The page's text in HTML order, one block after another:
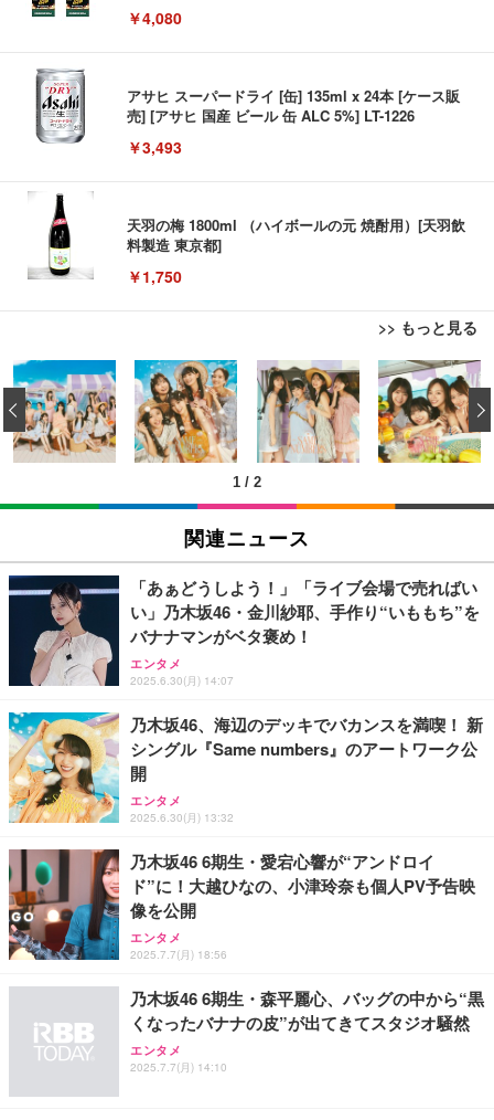
￥4,080
アサヒ スーパードライ [缶] 135ml x 24本 [ケース販
売] [アサヒ 国産 ビール 缶 ALC 5%] LT-1226
￥3,493
天羽の梅 1800ml （ハイボールの元 焼酎用）[天羽飲
料製造 東京都]
￥1,750
>> もっと見る
松阪牛 グルメ ハンバーグ 【誕生日ギフトセット】
誕生日プレゼント 高級 ハンバーグ 肉 ギフト 牛肉
食べ物 冷凍 高級 内祝 お返し 人気 お取り寄せ グル
メ 出産 男性 土産 女性 お父さん お母さん
￥4,000
松阪牛 グルメ ハンバーグ【オレンジ花束カード】
べ物 冷凍 高級 プレゼント 内祝 お返し 人気 お取り
寄せ グルメ
父の日ギフト 松阪牛 グルメ ハンバーグ【父の日短
冊 ブルー花束カード】父の日 食べ物 肉 父 お父さん
お取り寄せグルメ おつまみ ハンバーグギフト 冷凍
松良 お取り寄せ 絶品
お中元 ギフト 【TV紹介されました♪】 純系 名古屋
コーチン 燻製 4種 セット おつまみ お取り寄せグル
メ 100％国産 高級 地鶏 お肉 ハム ソーセージ 冷凍
化粧箱入り 手提げ紙袋 熨斗対応可 南部食鶏 RK-29-
Butz Delicatessen おつまみアソートセット 【誕生
日用（バースデーカード付き）】 おつまみセット 6
品 食べ比べ ご自宅用 お中元 合鴨 牛タン ロースト
ビーフ 燻製 詰め合わせ ギフト プレゼント おしゃれ
お取り寄せ 肉 国産 ビール オードブル 3000円
￥2,952
マイケル・ジャクソン Ｔｈｉｓ Ｉｓ Ｉｔ
Shall we ダンス？
INI THE MOVIE『I Need I』
￥2,100
IVE THE 1ST WORLD TOUR in CINEMA（字幕版）
1 / 2
‹
関連ニュース
「あぁどうしよう！」「ライブ会場で売ればい
い」乃木坂46・金川紗耶、手作り“いももち”を
バナナマンがベタ褒め！
エンタメ
2025.6.30(月) 14:07
乃木坂46、海辺のデッキでバカンスを満喫！ 新
シングル『Same numbers』のアートワーク公
開
エンタメ
2025.6.30(月) 13:32
乃木坂46 6期生・愛宕心響が“アンドロイ
ド”に！大越ひなの、小津玲奈も個人PV予告映
像を公開
エンタメ
2025.7.7(月) 18:56
乃木坂46 6期生・森平麗心、バッグの中から“黒
くなったバナナの皮”が出てきてスタジオ騒然
エンタメ
2025.7.7(月) 14:10